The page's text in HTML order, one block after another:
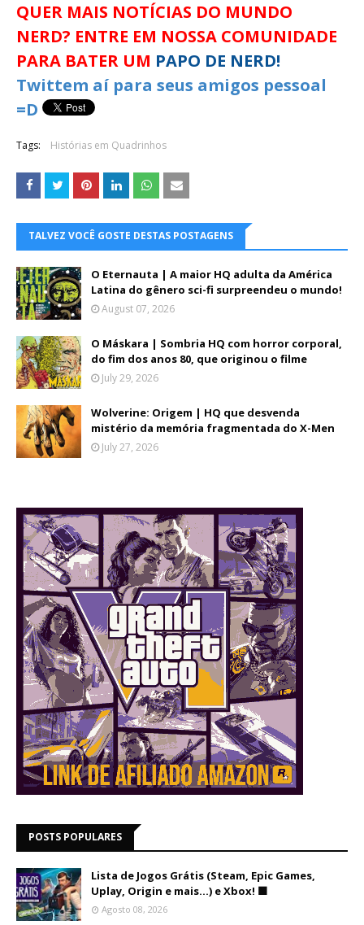
QUER MAIS NOTÍCIAS DO MUNDO
NERD? ENTRE EM NOSSA COMUNIDADE
PARA BATER UM PAPO DE NERD!
Twittem aí para seus amigos pessoal
=D
Tags: Histórias em Quadrinhos
TALVEZ VOCÊ GOSTE DESTAS POSTAGENS
O Eternauta | A maior HQ adulta da América
Latina do gênero sci-fi surpreendeu o mundo!
August 07, 2026
O Máskara | Sombria HQ com horror corporal,
do fim dos anos 80, que originou o filme
July 29, 2026
Wolverine: Origem | HQ que desvenda
mistério da memória fragmentada do X-Men
July 27, 2026
POSTS POPULARES
Lista de Jogos Grátis (Steam, Epic Games,
Uplay, Origin e mais...) e Xbox! 🟩
Agosto 08, 2026